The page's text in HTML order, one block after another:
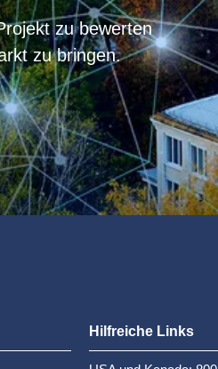
zu bewerten
zu bringen.
Hilfreiche Links